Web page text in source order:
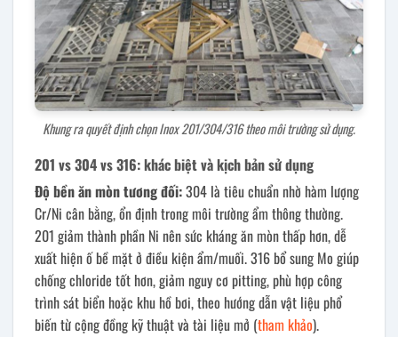
Khung ra quyết định chọn Inox 201/304/316 theo môi trường sử dụng.
201 vs 304 vs 316: khác biệt và kịch bản sử dụng
Độ bền ăn mòn tương đối:304 là tiêu chuẩn nhờ hàm lượng
Cr/Ni cân bằng, ổn định trong môi trường ẩm thông thường.
201 giảm thành phần Ni nên sức kháng ăn mòn thấp hơn, dễ
xuất hiện ố bề mặt ở điều kiện ẩm/muối. 316 bổ sung Mo giúp
chống chloride tốt hơn, giảm nguy cơ pitting, phù hợp công
trình sát biển hoặc khu hồ bơi, theo hướng dẫn vật liệu phổ
biến từ cộng đồng kỹ thuật và tài liệu mở (tham khảo).